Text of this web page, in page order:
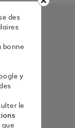
des
bonne
y
le
que